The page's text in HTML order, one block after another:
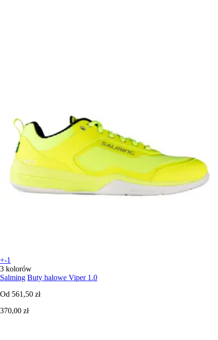
+-1
3 kolorów
Salming Buty halowe Viper 1.0
Od 561,50 zł
370,00 zł